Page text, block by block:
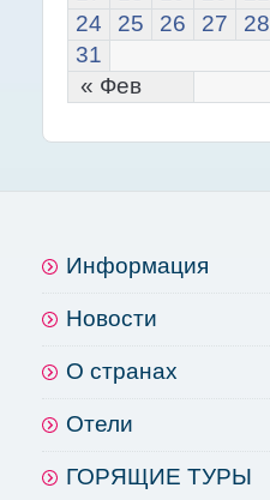
« Фев
24
25 26 27 28
31
Информация
Новости
О странах
Отели
ГОРЯЩИЕ ТУРЫ